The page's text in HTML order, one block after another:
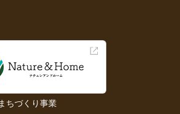
ちづくり事業